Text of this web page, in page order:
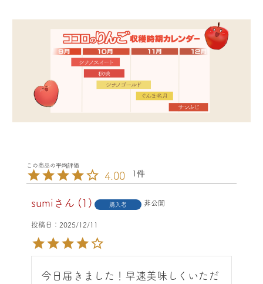
4.00 1
sumi 1 購入者 非公開
投稿日 2025/12/11
今日届きました！早速美味しくいただ